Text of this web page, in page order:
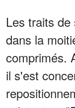
Les traits
dans la
comprimés.
il s'est